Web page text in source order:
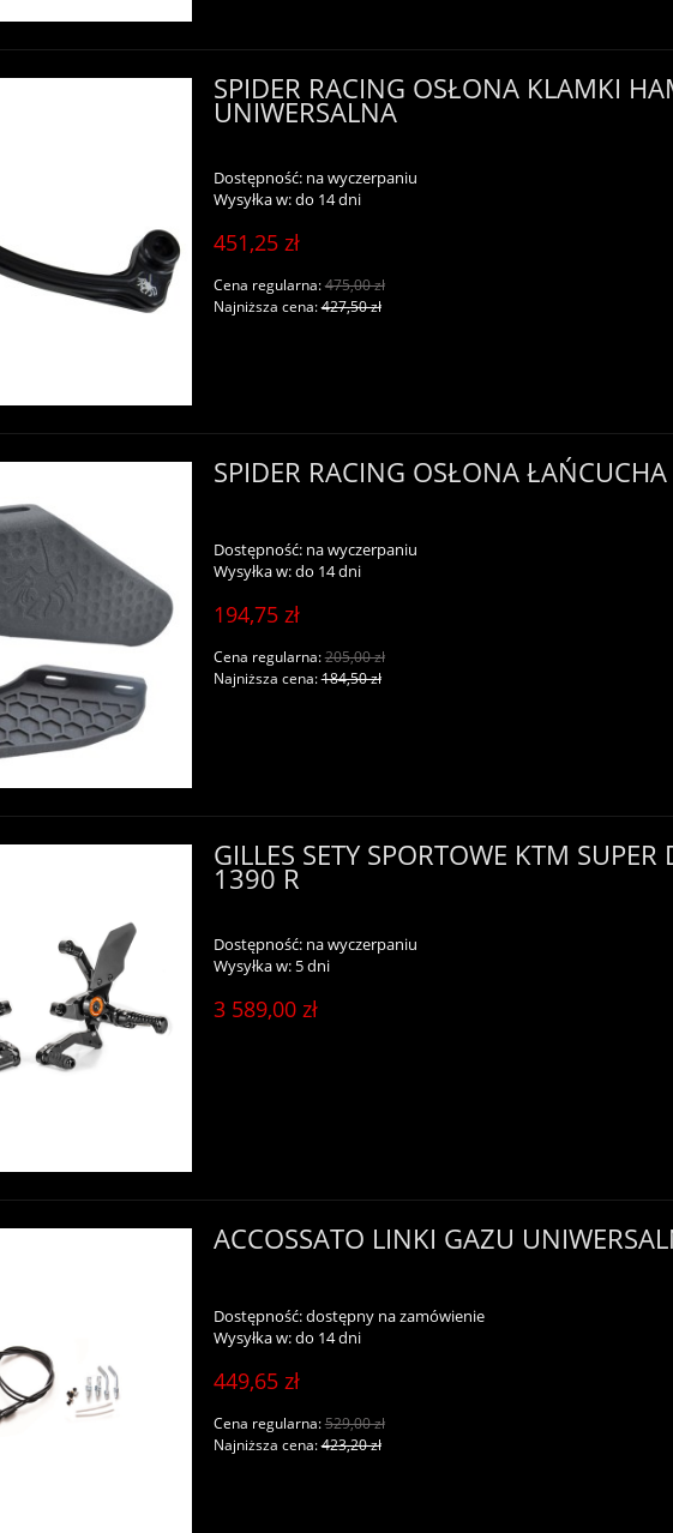
SPIDER RACING OSŁONA KLAMKI
UNIWERSALNA
Dostępność: na wyczerpaniu
Wysyłka w:do 14 dni
451,25 zł
Cena regularna:475,00 zł
Najniższa cena:427,50 zł
SPIDER RACING OSŁONA ŁAŃCUCHA
Dostępność: na wyczerpaniu
Wysyłka w:do 14 dni
194,75 zł
Cena regularna:205,00 zł
Najniższa cena:184,50 zł
GILLES SETY SPORTOWE KTM
1390 R
Dostępność: na wyczerpaniu
Wysyłka w: 5 dni
3 589,00 zł
ACCOSSATO LINKI GAZU
Dostępność:dostępny na zamówienie
Wysyłka w:do 14 dni
449,65 zł
Cena regularna:529,00 zł
Najniższa cena:423,20 zł